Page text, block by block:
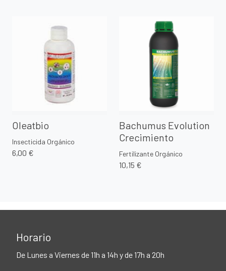
Oleatbio
Insecticida Orgánico
6,00 €
Bachumus Evolution
Crecimiento
Fertilizante Orgánico
10,15 €
Horario
De Lunes a Viernes de 11h a 14h y de 17h a 20h